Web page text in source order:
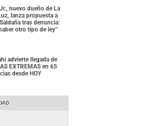
nuevo dueño de La
lanza propuesta a
tras denuncia:
otro tipo de ley”
advierte llegada de
EXTREMAS en 65
desde HOY